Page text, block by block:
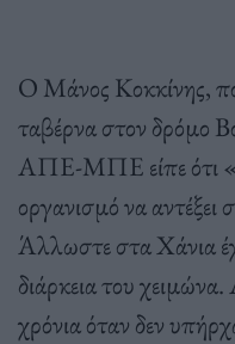
Ο Μάνος Κοκκίνης,
ταβέρνα στον δρόμο
ΑΠΕ-ΜΠΕ είπε ότι
οργανισμό να
Άλλωστε στα Χάνια
διάρκεια του
χρόνια όταν δεν